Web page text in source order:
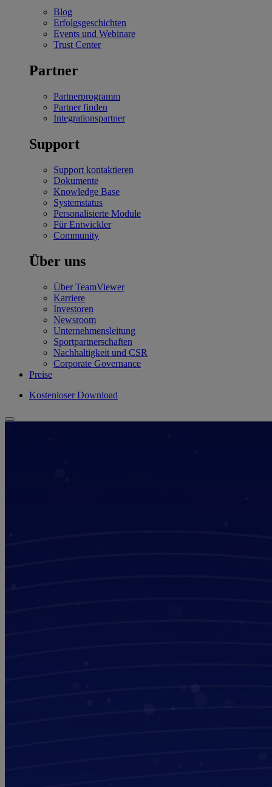
Blog
Erfolgsgeschichten
Events und Webinare
Trust Center
Partner
Partnerprogramm
Partner finden
Integrationspartner
Support
Support kontaktieren
Dokumente
Knowledge Base
Systemstatus
Personalisierte Module
Für Entwickler
Community
Über uns
Über TeamViewer
Karriere
Investoren
Newsroom
Unternehmensleitung
Sportpartnerschaften
Nachhaltigkeit und CSR
Corporate Governance
Preise
Kostenloser Download